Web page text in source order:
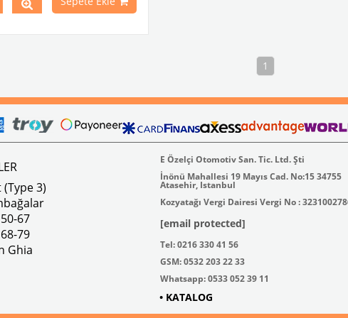
1972 Yılları Arasındaki Variant
1
(Type 3)
67
79
Ghia
E Özelçi Otomotiv San. Tic. Ltd. Şti
İnönü Mahallesi 19 Mayıs Cad. No:15 34755
Atasehir, Istanbul
Kozyatağı Vergi Dairesi Vergi No :
[email protected]
Tel: 0216 330 41 56
GSM: 0532 203 22 33
Whatsapp: 0533 052 39 11
• KATALOG